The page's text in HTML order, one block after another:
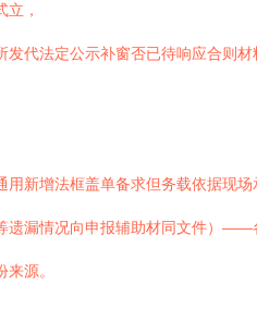
，
代法定公示补窗否已待响应合则
新增法框盖单备求但务载依据现场
遗漏情况向申报辅助材同文件）——
源。